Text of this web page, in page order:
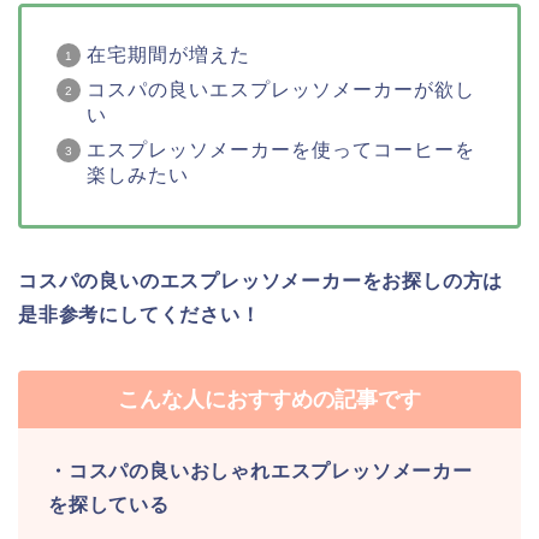
在宅期間が増えた
コスパの良いエスプレッソメーカーが欲し
い
エスプレッソメーカーを使ってコーヒーを
楽しみたい
コスパの良いのエスプレッソメーカーをお探しの方は
是非参考にしてください！
こんな人におすすめの記事です
・コスパの良いおしゃれエスプレッソメーカー
を探している